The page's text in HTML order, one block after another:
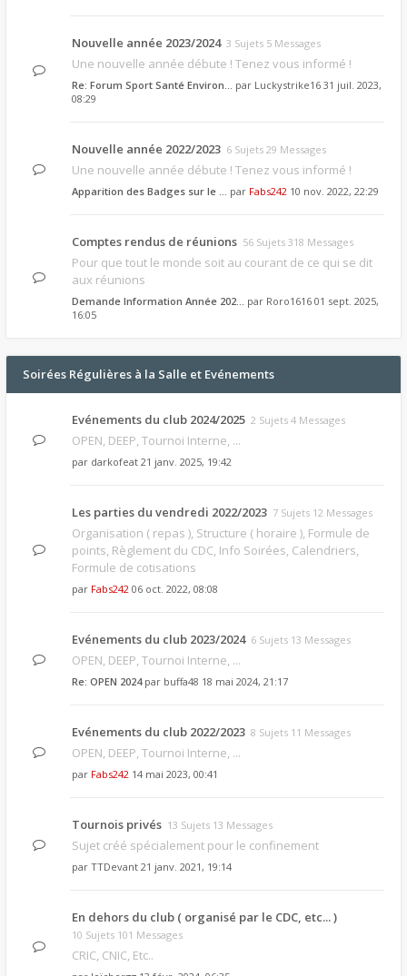
Nouvelle année 2023/2024 3 Sujets 5 Messages
Une nouvelle année débute ! Tenez vous informé !
Re: Forum Sport Santé Environ… par Luckystrike16 31 juil. 2023,
08:29
Nouvelle année 2022/2023 6 Sujets 29 Messages
Une nouvelle année débute ! Tenez vous informé !
Apparition des Badges sur le … par Fabs242 10 nov. 2022, 22:29
Comptes rendus de réunions 56 Sujets 318 Messages
Pour que tout le monde soit au courant de ce qui se dit
aux réunions
Demande Information Année 202… par Roro1616 01 sept. 2025,
16:05
Soirées Régulières à la Salle et Evénements
Evénements du club 2024/2025 2 Sujets 4 Messages
OPEN, DEEP, Tournoi Interne, ...
par darkofeat 21 janv. 2025, 19:42
Les parties du vendredi 2022/2023 7 Sujets 12 Messages
Organisation ( repas ), Structure ( horaire ), Formule de
points, Règlement du CDC, Info Soirées, Calendriers,
Formule de cotisations
par Fabs242 06 oct. 2022, 08:08
Evénements du club 2023/2024 6 Sujets 13 Messages
OPEN, DEEP, Tournoi Interne, ...
Re: OPEN 2024par buffa48 18 mai 2024, 21:17
Evénements du club 2022/2023 8 Sujets 11 Messages
OPEN, DEEP, Tournoi Interne, ...
par Fabs242 14 mai 2023, 00:41
Tournois privés 13 Sujets 13 Messages
Sujet créé spécialement pour le confinement
par TTDevant 21 janv. 2021, 19:14
En dehors du club ( organisé par le CDC, etc... )
10 Sujets 101 Messages
CRIC, CNIC, Etc..